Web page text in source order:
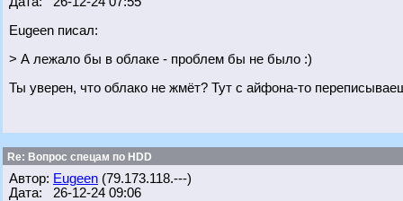
Eugeen писал:
> А лежало бы в облаке - проблем бы не было :)
Ты уверен, что облако не жмёт? Тут с айфона-то
Re: Вопрос спецам по HDD
Автор: Eugeen (79.173.118.---)
Дата: 26-12-24 09:06